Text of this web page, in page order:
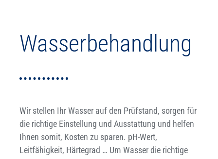
Wasserbehandlung
Wir stellen Ihr Wasser auf den Prüfstand, sorgen für
die richtige Einstellung und Ausstattung und helfen
Ihnen somit, Kosten zu sparen. pH-Wert,
Leitfähigkeit, Härtegrad … Um Wasser die richtige